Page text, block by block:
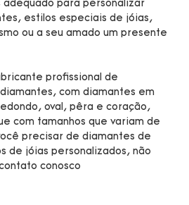
para personalizar
estilos especiais de jóias,
ou a seu amado um presente
profissional de
com diamantes em
oval, pêra e coração,
com tamanhos que variam de
precisar de diamantes de
de jóias personalizados, não
conosco